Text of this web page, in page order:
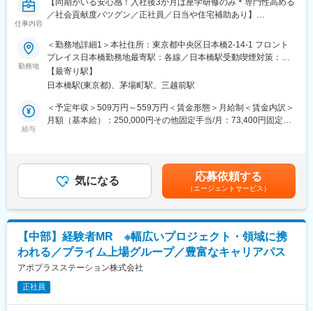
本的なビジネスマナーから、医療営業として必要な知識まで、同
期社員と支えあいながら習得することが可能です。
ェクトは製薬・医療機器メーカーのいずれかに配属します。
配属後も知識とスキルアップのために様々な研修をご用意してい
ます。
■明確な評価制度／やりがいや努力がきちんと報われる報酬制度
自身の成果や頑張りが客観的に評価され、年収に反映されます。
また、在籍年数が増えると永年勤続報奨金や四半期一時金などの
■豊富なキャリアプランとサポート体制
志向性やその時の環境に応じて「１つの領域で専門性を高める」
「幅広い疾患をカバーできるオールラウンダーになる」「本社部
幅広いキャリアプランがあります。
また、同社マネージャーのほとんどは、MRからキャリアをチェン
ジしているメンバーです。担当マネージャーが定期的に面談を行
い、分からないことや将来のキャリアに関してサポートします。
変更の範囲：会社の定める業務
仕事内容
【同期がいる安心感！入社後3か月は座学研修のみ＊専門性高める
／社会貢献度バツグン／正社員／日当や住宅補助あり】
★本ポジションは、未経験から医療業界で活躍できます！
・医療を通じて社会に貢献したい
・仕事を通じて学びを深め自己の成長を実感したい
・専門職として知識、技能を身に付けたい
・内資系の安定企業で働きたい
という方にはおススメです！
＜2人に1人は未経験入社、75%は異業種からの転職者です＞
品に関する情報提供を行います。
医薬品は「どの成分に、どのような効果があって、誰に使うと良
いのか」などの情報が付加されて、初めて効果的に使うことがで
きます。医師への適切な医薬品情報の提供を通じて、患者さんの
治療、地域医療課題に貢献することができます。
■安心の研修体制：
・入社から3か月間：座学研修（導入教育）のみ
勤務地
＜勤務地詳細1＞本社住所：東京都中央区日本橋2-14-1 フロント
プレイス日本橋勤務地最寄駅：各線／日本橋駅受動喫煙対策：敷
地内喫煙可能場所あり＜勤務地詳細2＞中部エリア住所：希望を考
慮し、愛知県 岐阜県 静岡県 新潟県 富山県 石川県 福井県 長野県
範囲：会社の定める事業所
【最寄り駅】
日本橋駅(東京都)、茅場町駅、三越前駅
給与
＜予定年収＞509万円～559万円＜賃金形態＞月給制＜賃金内訳＞
月額（基本給）：250,000円その他固定手当/月：73,400円固定残
どを考慮し、規定により決定します。※年収の他に別途日当（月額
3～4万円）・諸手当有昇給：年1回★頑張りに応じて年収UP★赴
任先の評価次第で大幅に年収をUPできます。（年2回業績給改
定）賃金はあくまでも目安の金額であり、選考を通じて上下する
可能性があります。月給(月額)は固定手当を含めた表記です。
気になる 応募依頼する
（エージェントサービス）
【中部】経験者MR ※幅広いプロジェクト・領域に携
われる／プライム上場グループ／豊富なキャリアパス
アポプラスステーション株式会社
正社員